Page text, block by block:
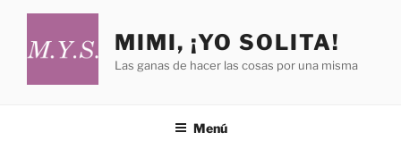
Saltar
contenido
MIMI, ¡YO SOLITA!
Las ganas de hacer las cosas por una misma
Menú